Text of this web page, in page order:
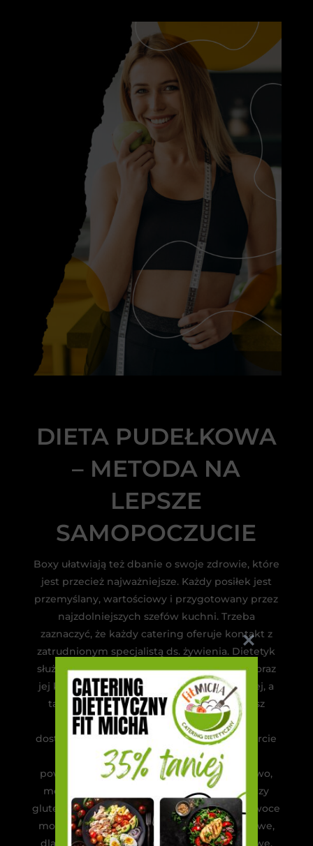
DIETA PUDEŁKOWA
– METODA NA
LEPSZE
SAMOPOCZUCIE
Boxy ułatwiają też dbanie o swoje zdrowie, które
jest przecież najważniejsze. Każdy posiłek jest
przemyślany, wartościowy i przygotowany przez
najzdolniejszych szefów kuchni. Trzeba
zaznaczyć, że każdy catering oferuje kontakt z
zatrudnionym specjalistą ds. żywienia. Dietetyk
służy pomocą, by wybrać najlepszy wariant oraz
jej kalorykę do aktualnej sytuacji zdrowotnej, a
także stylu życia. Zamawiając dietę, możesz
wybierać spośród różnych diet. Firmy
dostarczające diety pudełkowe w swojej ofercie
mają taki zestaw dań, że każdy człowiek
powinien wyłonić coś dla siebie. Przykładowo,
możesz zamówić dietę paleo, bez laktozy czy
glutenu lub zawierającą albo wykluczającą owoce
morza. Jest oczywiście też menu standardowe,
dla sportowców, diety wege, a nawet sokowe.